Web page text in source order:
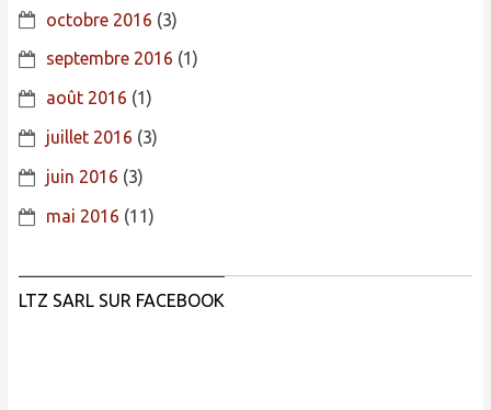
octobre 2016 (3)
septembre 2016 (1)
août 2016 (1)
juillet 2016 (3)
juin 2016 (3)
mai 2016 (11)
LTZ SARL SUR FACEBOOK